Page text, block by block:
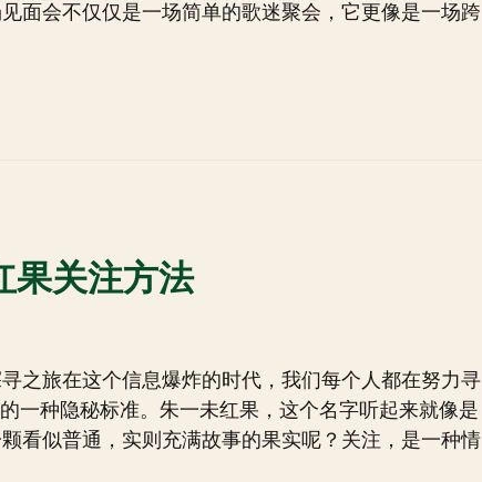
面会不仅仅是一场简单的歌迷聚会，它更像是一场跨
果关注方法
之旅在这个信息爆炸的时代，我们每个人都在努力寻
一种隐秘标准。朱一未红果，这个名字听起来就像是
看似普通，实则充满故事的果实呢？关注，是一种情